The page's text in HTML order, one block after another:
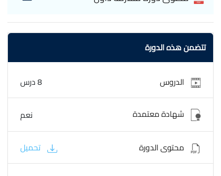
تتضمن هذه الدورة
الدروس 8 درس
شهادة معتمدة نعم
محتوى الدورة تحميل